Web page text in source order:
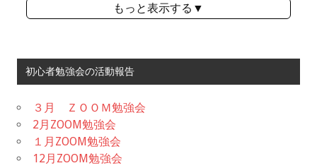
もっと表示する▼
初心者勉強会の活動報告
３月 ＺＯＯＭ勉強会
2月ZOOM勉強会
１月ZOOM勉強会
12月ZOOM勉強会